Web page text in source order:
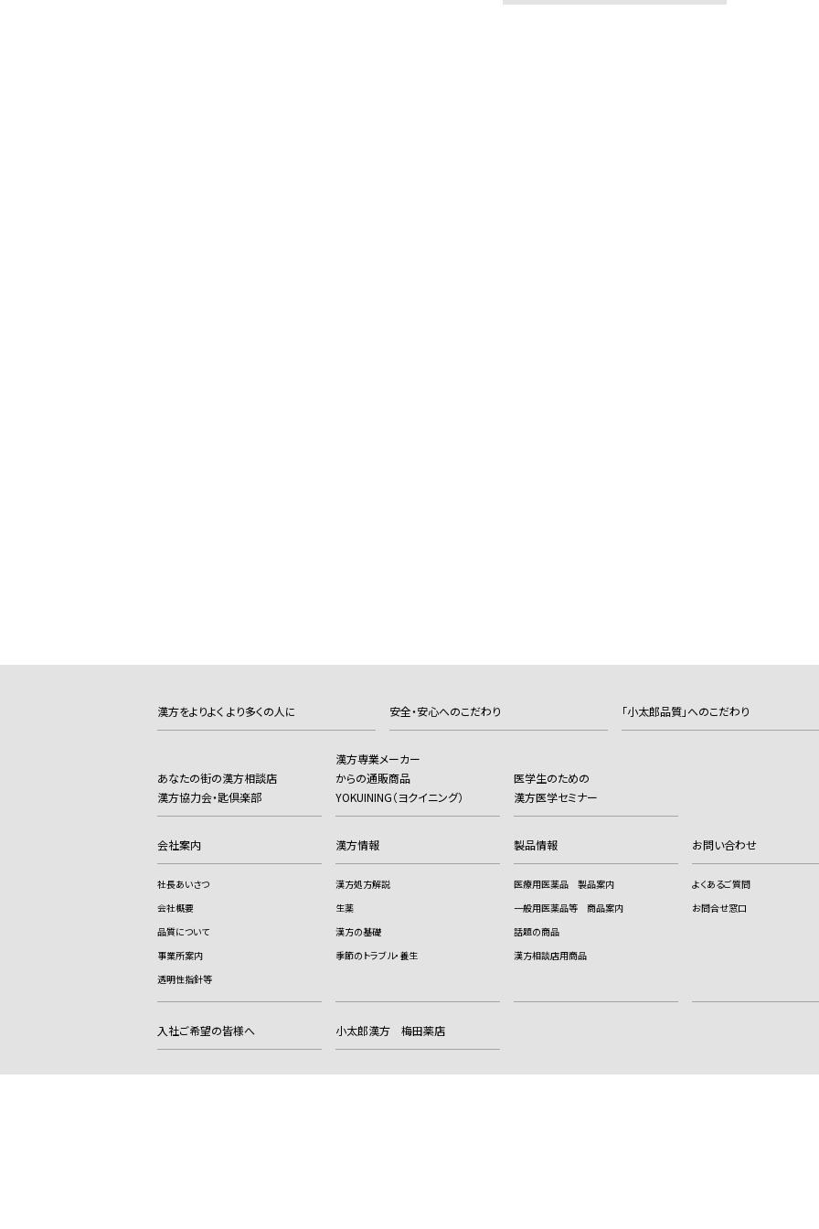
漢方をよりよく より多くの人に 安全・安心へのこだわり 「小太郎品質」へのこだわり
あなたの街の漢方相談店
漢方協力会・匙倶楽部
漢方専業メーカー
からの通販商品
YOKUINING（ヨクイニング）
医学生のための
漢方医学セミナー
会社案内
社長あいさつ
会社概要
品質について
事業所案内
透明性指針等
漢方情報
漢方処方解説
生薬
漢方の基礎
季節のトラブル・養生
製品情報
医療用医薬品 製品案内
一般用医薬品等 商品案内
話題の商品
漢方相談店用商品
お問い合わせ
よくあるご質問
お問合せ窓口
入社ご希望の皆様へ 小太郎漢方 梅田薬店